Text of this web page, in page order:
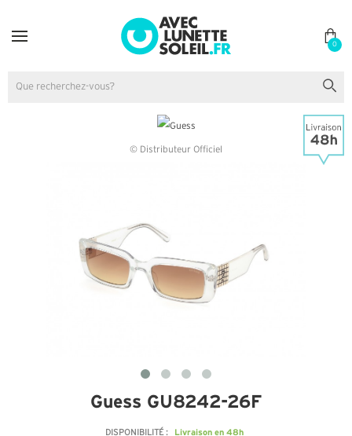
0
© Distributeur Officiel
Guess GU8242-26F
DISPONIBILITÉ : Livraison en 48h